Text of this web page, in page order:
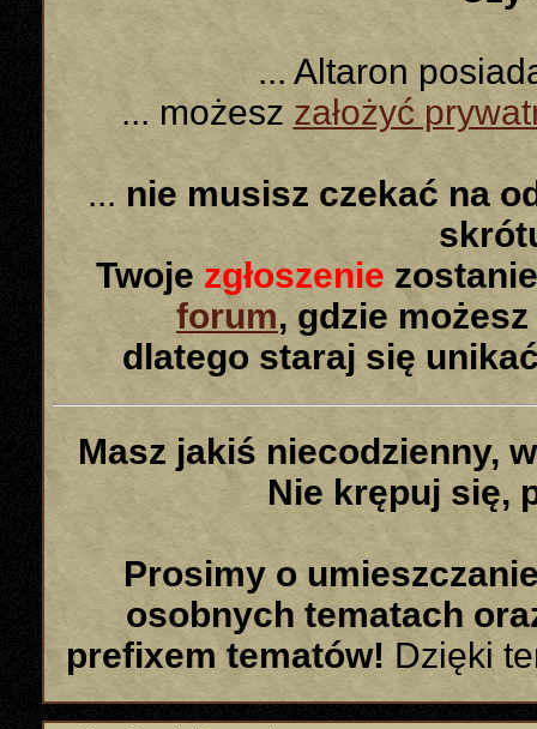
... Altaron
... możeszzałożyć
... nie musisz czekać na
Twoje zgłoszenie
forum, gdzie
dlatego staraj się
Masz jakiś niecodzienny,
Nie krępuj się,
Prosimy o
osobnych tematach
prefixem tematów! Dzięki